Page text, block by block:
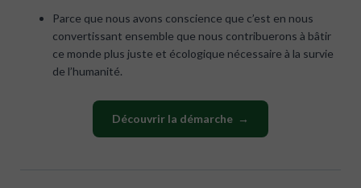
Parce que nous avons conscience que c’est en nous
convertissant ensemble que nous contribuerons à bâtir
ce monde plus juste et écologique nécessaire à la survie
de l’humanité.
Découvrir la démarche →